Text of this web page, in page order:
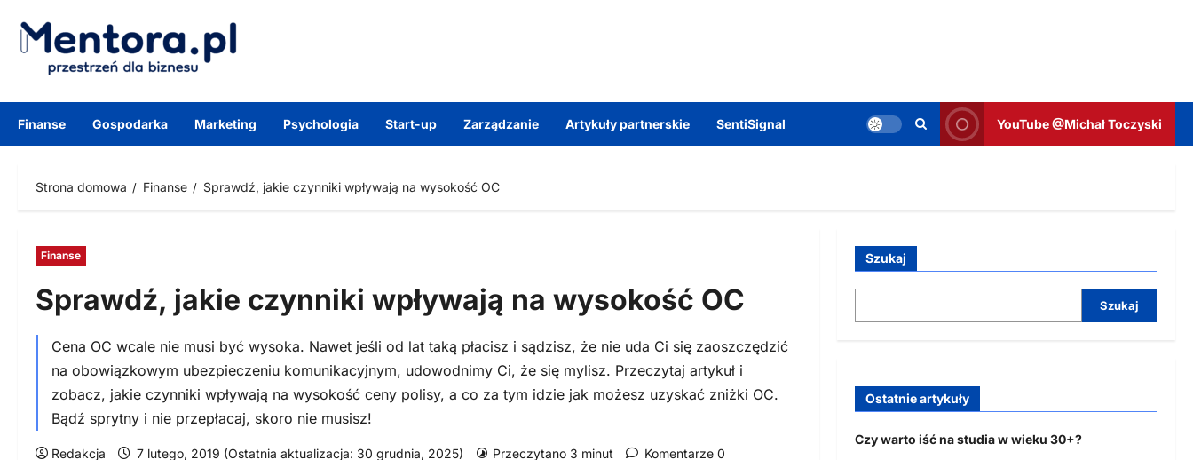
treści
Finanse Gospodarka Marketing Psychologia Start-up Zarządzanie Artykuły partnerskie SentiSignal YouTube @Michał Toczyski
Strona domowa Finanse Sprawdź, jakie czynniki wpływają na wysokość OC
Finanse
Sprawdź, jakie czynniki wpływają na wysokość OC
Cena OC wcale nie musi być wysoka. Nawet jeśli od lat taką płacisz i sądzisz, że nie uda Ci się zaoszczędzić
na obowiązkowym ubezpieczeniu komunikacyjnym, udowodnimy Ci, że się mylisz. Przeczytaj artykuł i
zobacz, jakie czynniki wpływają na wysokość ceny polisy, a co za tym idzie jak możesz uzyskać zniżki OC.
Bądź sprytny i nie przepłacaj, skoro nie musisz!
Redakcja 7 lutego, 2019 (Ostatnia aktualizacja: 30 grudnia, 2025) Przeczytano 3 minut Komentarze 0
Szukaj
Szukaj
Ostatnie artykuły
Czy warto iść na studia w wieku 30+?